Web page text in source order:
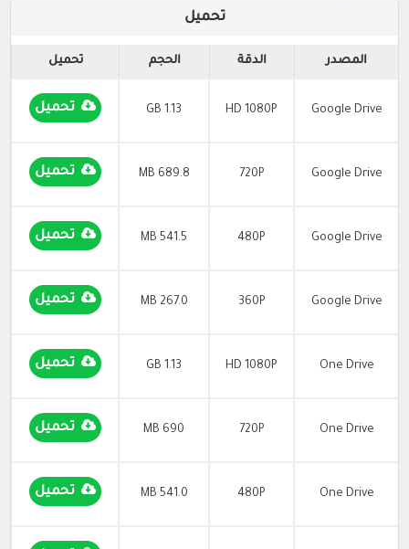
تحميل
المصدر الدقة الحجم تحميل
Google Drive
HD 1080P
1.13 GB تحميل
Google Drive
720P
689.8 MB تحميل
Google Drive
480P
541.5 MB تحميل
Google Drive
360P
267.0 MB تحميل
One Drive
HD 1080P
1.13 GB تحميل
One Drive
720P
690 MB تحميل
One Drive
480P
541.0 MB تحميل